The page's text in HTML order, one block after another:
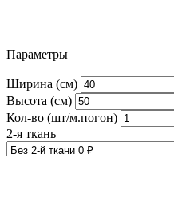
Параметры
Ширина (см)
Высота (см)
Кол-во (шт/м.погон)
2-я ткань